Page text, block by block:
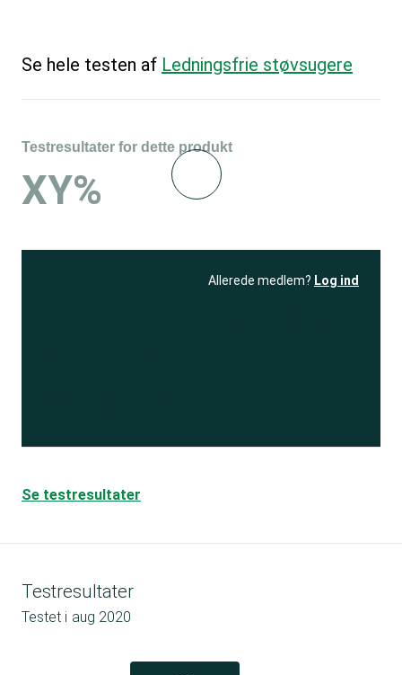
Se hele testen af Ledningsfrie støvsugere
Testresultater for dette produkt
XY%
Allerede medlem? Log ind
Se testresultater
Testresultater
Testet i aug 2020